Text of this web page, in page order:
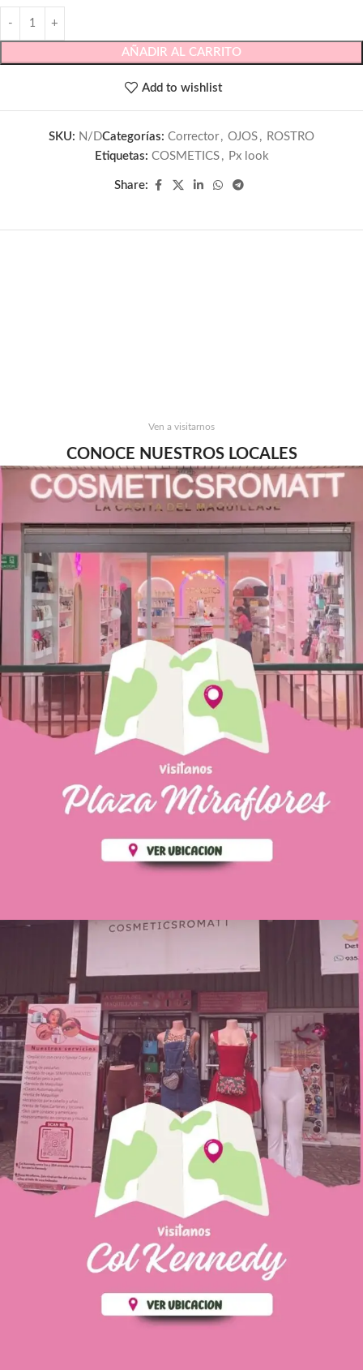
AÑADIR AL CARRITO
Add to wishlist
SKU: N/DCategorías: Corrector , OJOS , ROSTRO
Etiquetas: COSMETICS , Px look
Share:
Ven a visitarnos
CONOCE NUESTROS LOCALES